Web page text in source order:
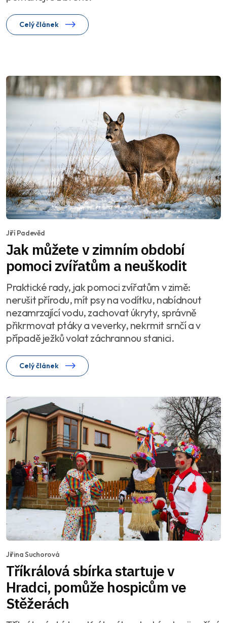
Celý článek
Jiří Padevěd
Jak můžete v zimním období
pomoci zvířatům a neuškodit
Praktické rady, jak pomoci zvířatům v zimě:
nerušit přírodu, mít psy na vodítku, nabídnout
nezamrzající vodu, zachovat úkryty, správně
přikrmovat ptáky a veverky, nekrmit srnčí a v
případě ježků volat záchrannou stanici.
Celý článek
Jiřina Suchorová
Tříkrálová sbírka startuje v
Hradci, pomůže hospicům ve
Stěžerách